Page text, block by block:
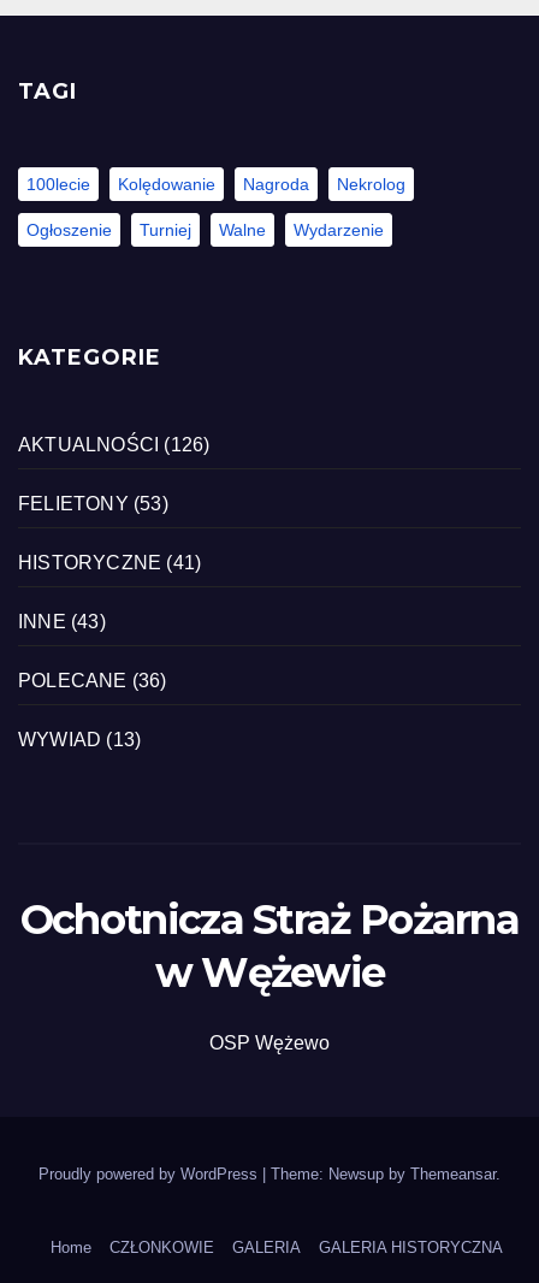
TAGI
100lecie Kolędowanie Nagroda Nekrolog
Ogłoszenie Turniej Walne Wydarzenie
KATEGORIE
AKTUALNOŚCI (126)
FELIETONY (53)
HISTORYCZNE (41)
INNE (43)
POLECANE (36)
WYWIAD (13)
Ochotnicza Straż Pożarna
w Wężewie
OSP Wężewo
Proudly powered by WordPress Theme: Newsup by Themeansar.
Home CZŁONKOWIE GALERIA GALERIA HISTORYCZNA